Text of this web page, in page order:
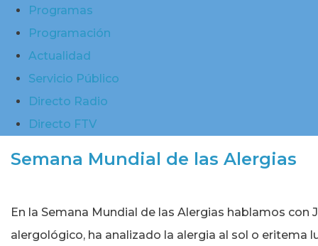
Programas
Programación
Actualidad
Servicio Público
Directo Radio
Directo FTV
Semana Mundial de las Alergias
En la Semana Mundial de las Alergias hablamos
alergológico, ha analizado la alergia al sol o eritema